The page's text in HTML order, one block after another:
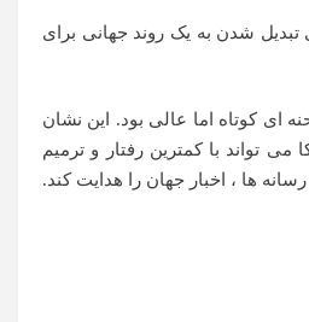
شدن به یک روند جهانی برای
ای کوتاه اما عالی بود. این نشان
می تواند با کمترین رفتار و ترمیم